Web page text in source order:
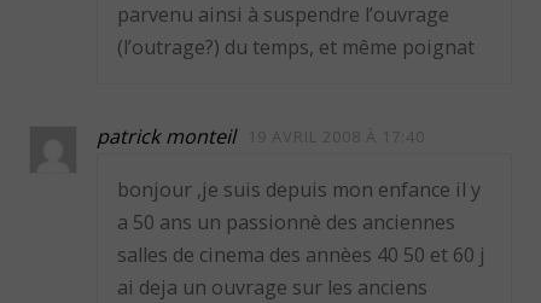
parvenu ainsi à suspendre l’ouvrage
(l’outrage?) du temps, et même poignat
patrick monteil 19 AVRIL 2008 À 17:40
bonjour ,je suis depuis mon enfance il y
a 50 ans un passionnè des anciennes
salles de cinema des annèes 40 50 et 60 j
ai deja un ouvrage sur les anciens